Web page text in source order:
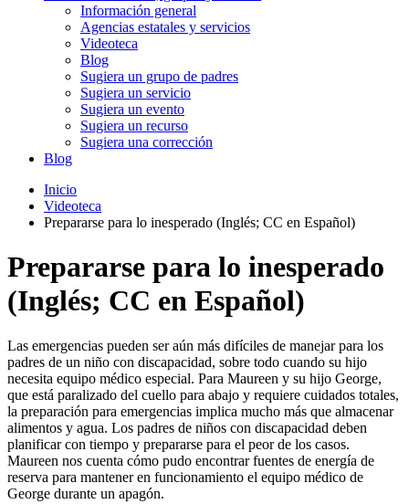
Información general
Agencias estatales y servicios
Videoteca
Blog
Sugiera un grupo de padres
Sugiera un servicio
Sugiera un evento
Sugiera un recurso
Sugiera una corrección
Blog
Inicio
Videoteca
Prepararse para lo inesperado (Inglés; CC en Español)
Prepararse para lo inesperado
(Inglés; CC en Español)
Las emergencias pueden ser aún más difíciles de manejar para los
padres de un niño con discapacidad, sobre todo cuando su hijo
necesita equipo médico especial. Para Maureen y su hijo George,
que está paralizado del cuello para abajo y requiere cuidados totales,
la preparación para emergencias implica mucho más que almacenar
alimentos y agua. Los padres de niños con discapacidad deben
planificar con tiempo y prepararse para el peor de los casos.
Maureen nos cuenta cómo pudo encontrar fuentes de energía de
reserva para mantener en funcionamiento el equipo médico de
George durante un apagón.